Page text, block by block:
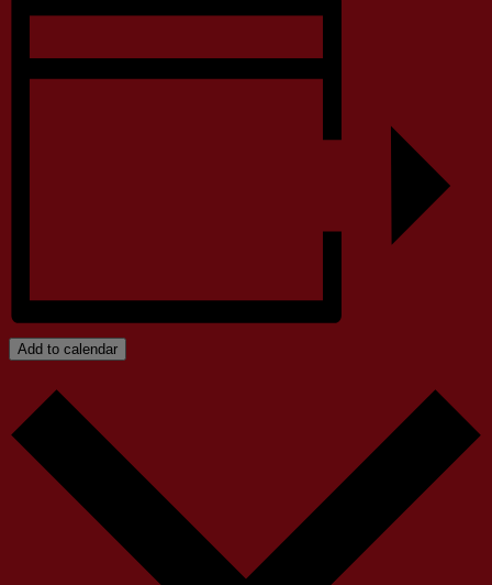
Add to calendar